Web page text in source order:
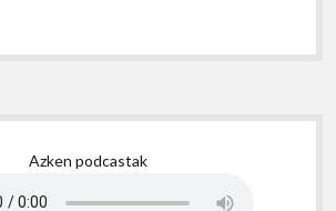
Azken podcastak